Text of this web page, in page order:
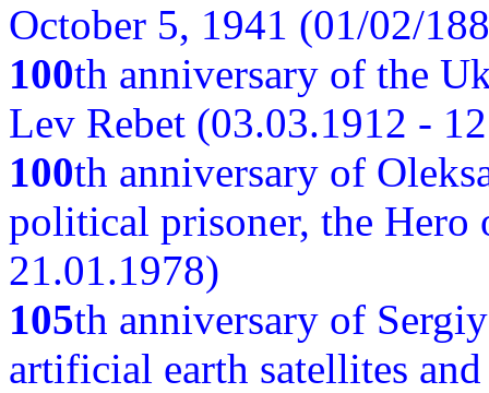
October 5, 1941 (01/02/
100th anniversary of the
Lev Rebet (03.03.1912 -
100th anniversary of
political prisoner, the
21.01.1978)
105th anniversary of
artificial earth satellites